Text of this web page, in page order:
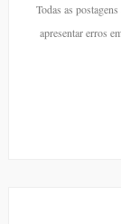
Todas as
apresentar erros